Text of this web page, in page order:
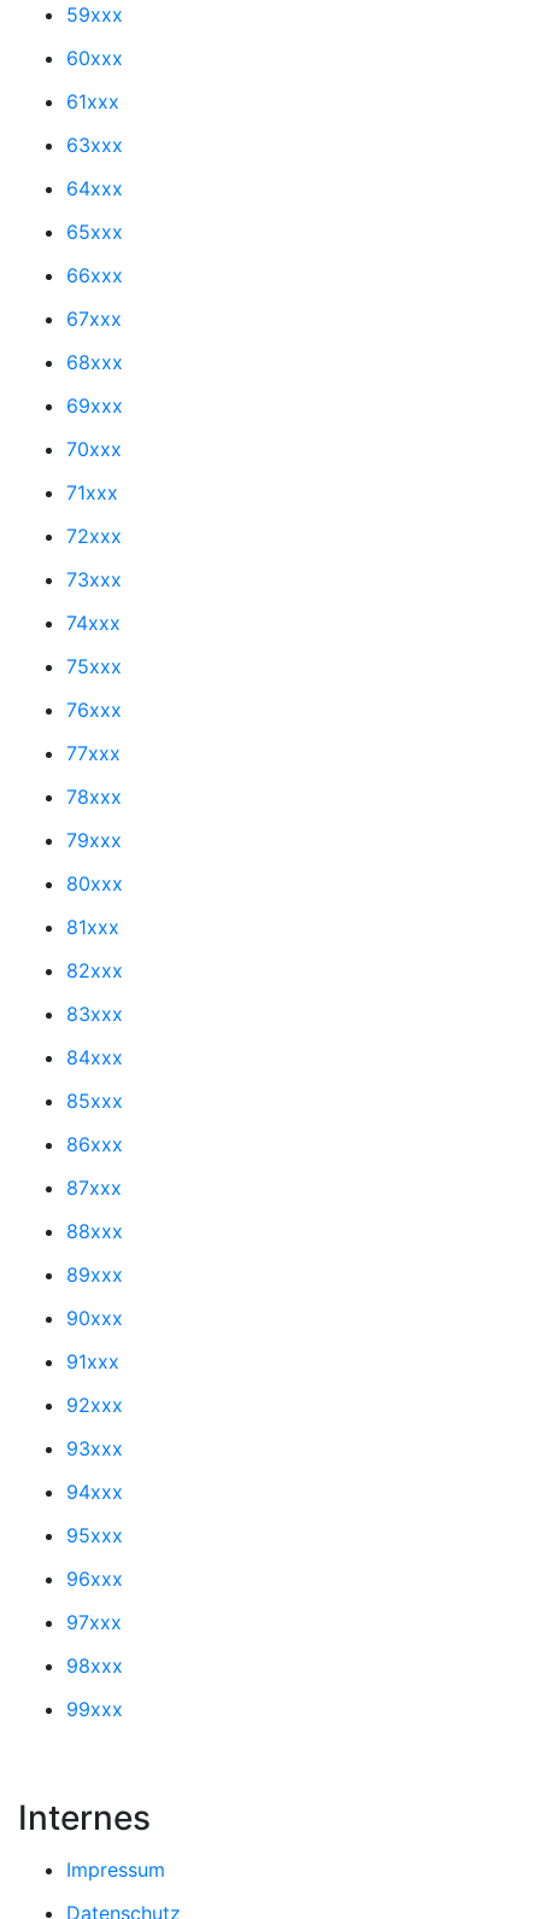
59xxx
60xxx
61xxx
63xxx
64xxx
65xxx
66xxx
67xxx
68xxx
69xxx
70xxx
71xxx
72xxx
73xxx
74xxx
75xxx
76xxx
77xxx
78xxx
79xxx
80xxx
81xxx
82xxx
83xxx
84xxx
85xxx
86xxx
87xxx
88xxx
89xxx
90xxx
91xxx
92xxx
93xxx
94xxx
95xxx
96xxx
97xxx
98xxx
99xxx
Internes
Impressum
Datenschutz